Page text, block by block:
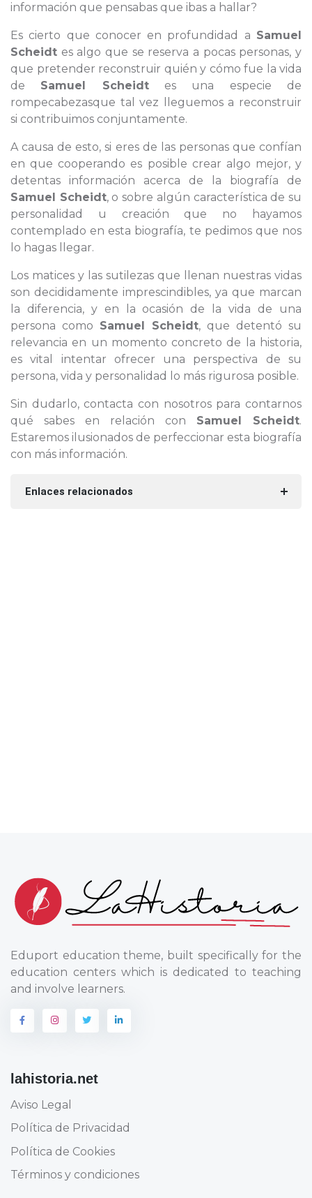
información que pensabas que ibas a hallar?
Es cierto que conocer en profundidad a Samuel
Scheidt es algo que se reserva a pocas personas, y
que pretender reconstruir quién y cómo fue la vida
de Samuel Scheidtes una especie de
rompecabezasque tal vez lleguemos a reconstruir
si contribuimos conjuntamente.
A causa de esto, si eres de las personas que confían
en que cooperando es posible crear algo mejor, y
detentas información acerca de la biografía de
Samuel Scheidt, o sobre algún característica de su
personalidad u creación que no hayamos
contemplado en esta biografía, te pedimos que nos
lo hagas llegar.
Los matices y las sutilezas que llenan nuestras vidas
son decididamente imprescindibles, ya que marcan
la diferencia, y en la ocasión de la vida de una
persona como Samuel Scheidt, que detentó su
relevancia en un momento concreto de la historia,
es vital intentar ofrecer una perspectiva de su
persona, vida y personalidad lo más rigurosa posible.
Sin dudarlo, contacta con nosotros para contarnos
qué sabes en relación con Samuel Scheidt.
Estaremos ilusionados de perfeccionar esta biografía
con más información.
Enlaces relacionados
Eduport education theme, built specifically for the
education centers which is dedicated to teaching
and involve learners.
lahistoria.net
Aviso Legal
Política de Privacidad
Política de Cookies
Términos y condiciones